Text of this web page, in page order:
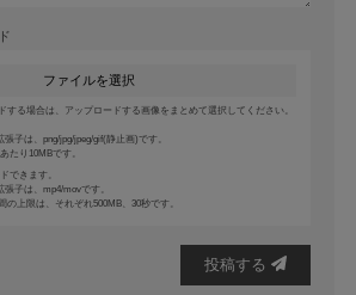
ファイルを選択
する場合は、アップロードする画像をまとめて選択してください。
子は、png/jpg/jpeg/gif(静止画)です。
たり10MBです。
できます。
子は、mp4/movです。
の上限は、それぞれ500MB、30秒です。
投稿する